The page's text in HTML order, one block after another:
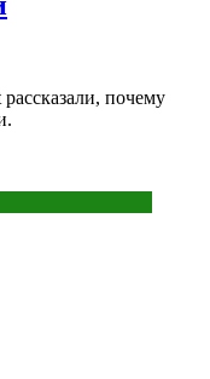
почему